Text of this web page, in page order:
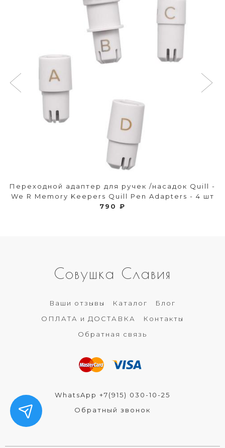
Переходной адаптер для ручек /насадок Quill -
We R Memory Keepers Quill Pen Adapters - 4 шт
790 ₽
Совушка Славия
Ваши отзывы Каталог
Блог
ОПЛАТА и ДОСТАВКА
Контакты
Обратная связь
WhatsApp +7(915) 030-10-25
Обратный звонок